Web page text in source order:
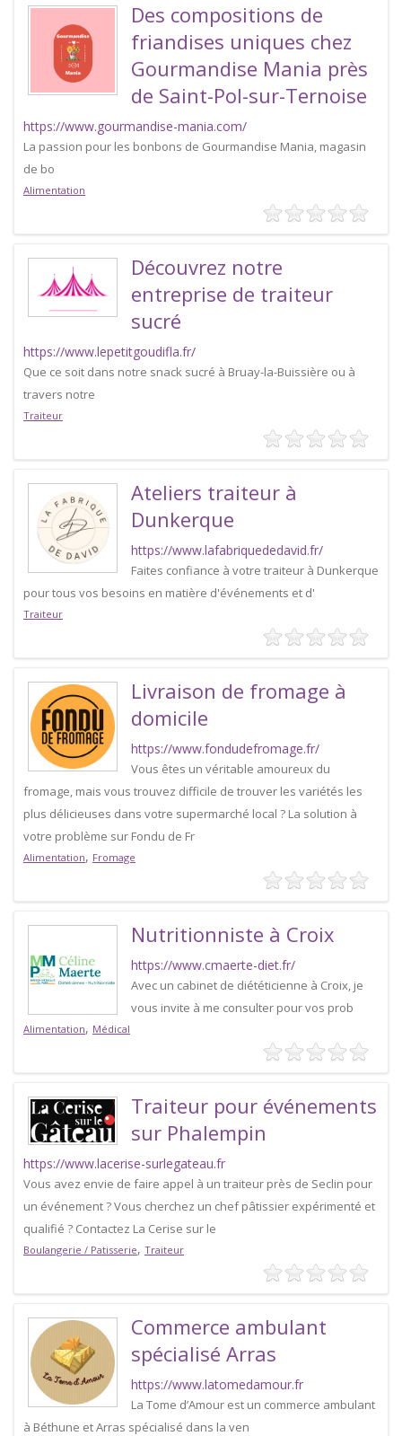
Des compositions de
friandises uniques chez
Gourmandise Mania près
de Saint-Pol-sur-Ternoise
https://www.gourmandise-mania.com/
La passion pour les bonbons de Gourmandise Mania, magasin
de bo
Alimentation
Découvrez notre
entreprise de traiteur
sucré
https://www.lepetitgoudifla.fr/
Que ce soit dans notre snack sucré à Bruay-la-Buissière ou à
travers notre
Traiteur
Ateliers traiteur à
Dunkerque
https://www.lafabriquededavid.fr/
Faites confiance à votre traiteur à Dunkerque
pour tous vos besoins en matière d'événements et d'
Traiteur
Livraison de fromage à
domicile
https://www.fondudefromage.fr/
Vous êtes un véritable amoureux du
fromage, mais vous trouvez difficile de trouver les variétés les
plus délicieuses dans votre supermarché local ? La solution à
votre problème sur Fondu de Fr
Alimentation, Fromage
Nutritionniste à Croix
https://www.cmaerte-diet.fr/
Avec un cabinet de diététicienne à Croix, je
vous invite à me consulter pour vos prob
Alimentation, Médical
Traiteur pour événements
sur Phalempin
https://www.lacerise-surlegateau.fr
Vous avez envie de faire appel à un traiteur près de Seclin pour
un événement ? Vous cherchez un chef pâtissier expérimenté et
qualifié ? Contactez La Cerise sur le
Boulangerie / Patisserie, Traiteur
Commerce ambulant
spécialisé Arras
https://www.latomedamour.fr
La Tome d’Amour est un commerce ambulant
à Béthune et Arras spécialisé dans la ven